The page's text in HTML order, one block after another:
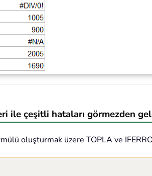
ile çeşitli hataları görmezden
oluşturmak üzere TOPLA ve